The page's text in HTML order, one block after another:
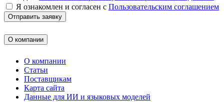
Я ознакомлен и согласен с Пользовательским соглашением
Отправить заявку
О компании
О компании
Статьи
Поставщикам
Карта сайта
Данные для ИИ и языковых моделей